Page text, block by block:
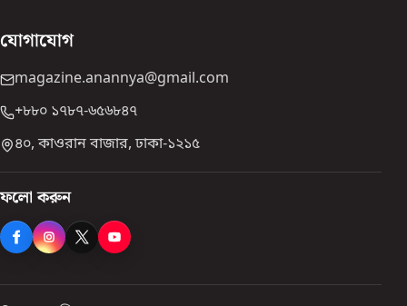
যোগাযোগ
magazine.anannya@gmail.com
+৮৮০ ১৭৮৭-৬৫৬৮৪৭
৪০, কাওরান বাজার, ঢাকা-১২১৫
ফলো করুন